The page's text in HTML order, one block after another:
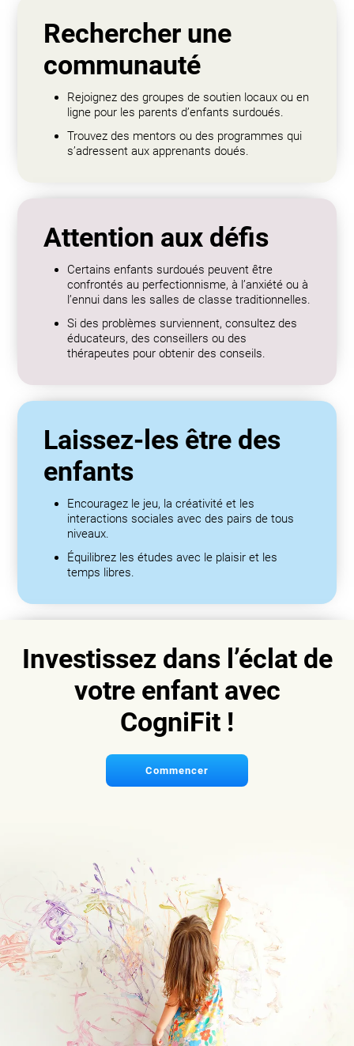
Rechercher une
communauté
Rejoignez des groupes de soutien locaux ou en
ligne pour les parents d’enfants surdoués.
Trouvez des mentors ou des programmes qui
s’adressent aux apprenants doués.
Attention aux défis
Certains enfants surdoués peuvent être
confrontés au perfectionnisme, à l’anxiété ou à
l’ennui dans les salles de classe traditionnelles.
Si des problèmes surviennent, consultez des
éducateurs, des conseillers ou des
thérapeutes pour obtenir des conseils.
Laissez-les être des
enfants
Encouragez le jeu, la créativité et les
interactions sociales avec des pairs de tous
niveaux.
Équilibrez les études avec le plaisir et les
temps libres.
Investissez dans l’éclat de
votre enfant avec
CogniFit !
Commencer